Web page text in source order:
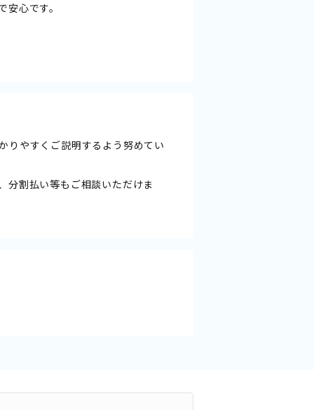
心です。
りやすくご説明するよう努めてい
分割払い等もご相談いただけま